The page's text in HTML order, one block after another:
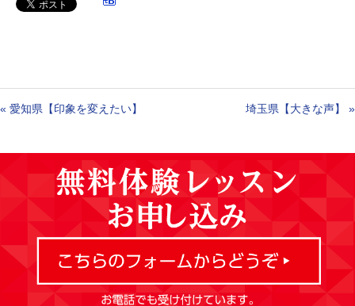
« 愛知県【印象を変えたい】 埼玉県【大きな声】 »